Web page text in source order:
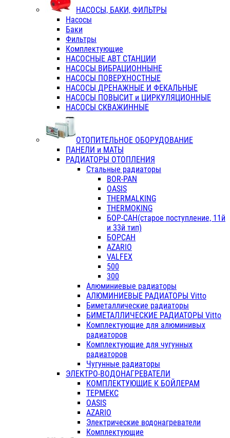
НАСОСЫ, БАКИ, ФИЛЬТРЫ
Насосы
Баки
Фильтры
Комплектующие
НАСОСНЫЕ АВТ СТАНЦИИ
НАСОСЫ ВИБРАЦИОННЫНЕ
НАСОСЫ ПОВЕРХНОСТНЫЕ
НАСОСЫ ДРЕНАЖНЫЕ И ФЕКАЛЬНЫЕ
НАСОСЫ ПОВЫСИТ и ЦИРКУЛЯЦИОННЫЕ
НАСОСЫ СКВАЖИННЫЕ
ОТОПИТЕЛЬНОЕ ОБОРУДОВАНИЕ
ПАНЕЛИ и МАТЫ
РАДИАТОРЫ ОТОПЛЕНИЯ
Стальные радиаторы
BOR-PAN
OASIS
THERMALKING
THERMOKING
БОР-САН(старое поступление, 11й
и 33й тип)
БОРСАН
AZARIO
VALFEX
500
300
Алюминиевые радиаторы
АЛЮМИНИЕВЫЕ РАДИАТОРЫ Vitto
Биметаллические радиаторы
БИМЕТАЛЛИЧЕСКИЕ РАДИАТОРЫ Vitto
Комплектующие для алюминивых
радиаторов
Комплектующие для чугунных
радиаторов
Чугунные радиаторы
ЭЛЕКТРО-ВОДОНАГРЕВАТЕЛИ
КОМПЛЕКТУЮЩИЕ К БОЙЛЕРАМ
ТЕРМЕКС
OASIS
AZARIO
Электрические водонагреватели
Комплектующие